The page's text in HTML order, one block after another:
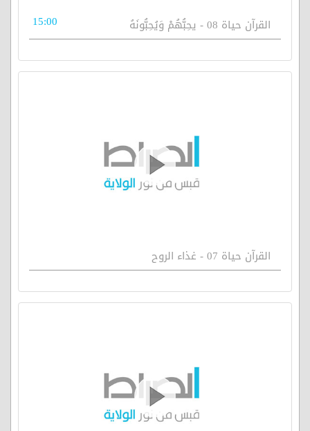
القرآن حياة 08 - يحِبُّهُمْ وَيُحِبُّونَهُ 15:00
القرآن حياة 07 - غذاء الروح